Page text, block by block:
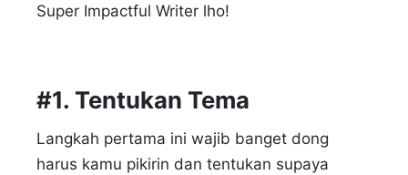
Super Impactful Writer lho!
#1. Tentukan Tema
Langkah pertama ini wajib banget dong
harus kamu pikirin dan tentukan supaya